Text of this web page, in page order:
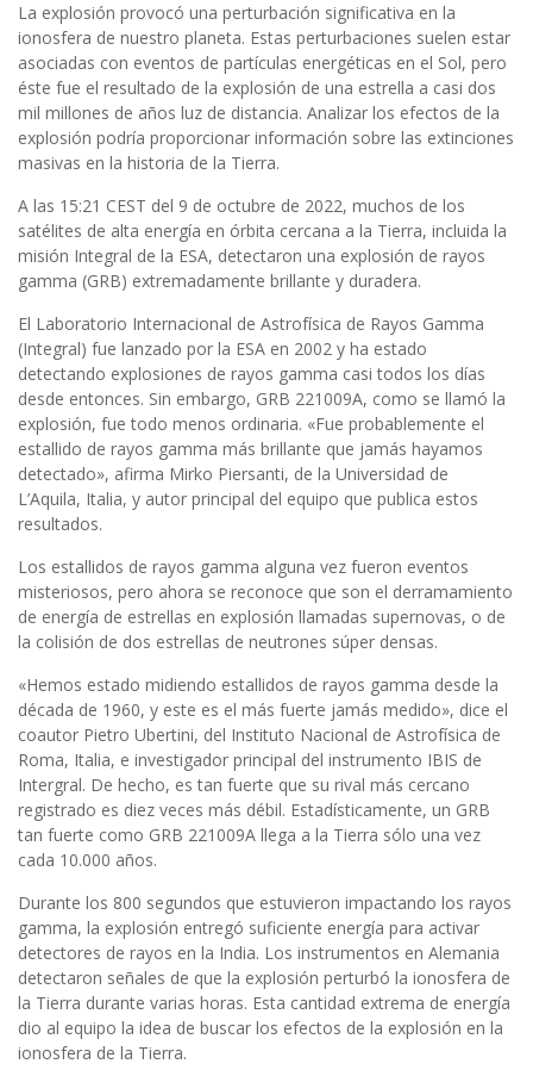
La explosión provocó una perturbación significativa en la
ionosfera de nuestro planeta. Estas perturbaciones suelen estar
asociadas con eventos de partículas energéticas en el Sol, pero
éste fue el resultado de la explosión de una estrella a casi dos
mil millones de años luz de distancia. Analizar los efectos de la
explosión podría proporcionar información sobre las extinciones
masivas en la historia de la Tierra.
A las 15:21 CEST del 9 de octubre de 2022, muchos de los
satélites de alta energía en órbita cercana a la Tierra, incluida la
misión Integral de la ESA, detectaron una explosión de rayos
gamma (GRB) extremadamente brillante y duradera.
El Laboratorio Internacional de Astrofísica de Rayos Gamma
(Integral) fue lanzado por la ESA en 2002 y ha estado
detectando explosiones de rayos gamma casi todos los días
desde entonces. Sin embargo, GRB 221009A, como se llamó la
explosión, fue todo menos ordinaria. «Fue probablemente el
estallido de rayos gamma más brillante que jamás hayamos
detectado», afirma Mirko Piersanti, de la Universidad de
L’Aquila, Italia, y autor principal del equipo que publica estos
resultados.
Los estallidos de rayos gamma alguna vez fueron eventos
misteriosos, pero ahora se reconoce que son el derramamiento
de energía de estrellas en explosión llamadas supernovas, o de
la colisión de dos estrellas de neutrones súper densas.
«Hemos estado midiendo estallidos de rayos gamma desde la
década de 1960, y este es el más fuerte jamás medido», dice el
coautor Pietro Ubertini, del Instituto Nacional de Astrofísica de
Roma, Italia, e investigador principal del instrumento IBIS de
Intergral. De hecho, es tan fuerte que su rival más cercano
registrado es diez veces más débil. Estadísticamente, un GRB
tan fuerte como GRB 221009A llega a la Tierra sólo una vez
cada 10.000 años.
Durante los 800 segundos que estuvieron impactando los rayos
gamma, la explosión entregó suficiente energía para activar
detectores de rayos en la India. Los instrumentos en Alemania
detectaron señales de que la explosión perturbó la ionosfera de
la Tierra durante varias horas. Esta cantidad extrema de energía
dio al equipo la idea de buscar los efectos de la explosión en la
ionosfera de la Tierra.